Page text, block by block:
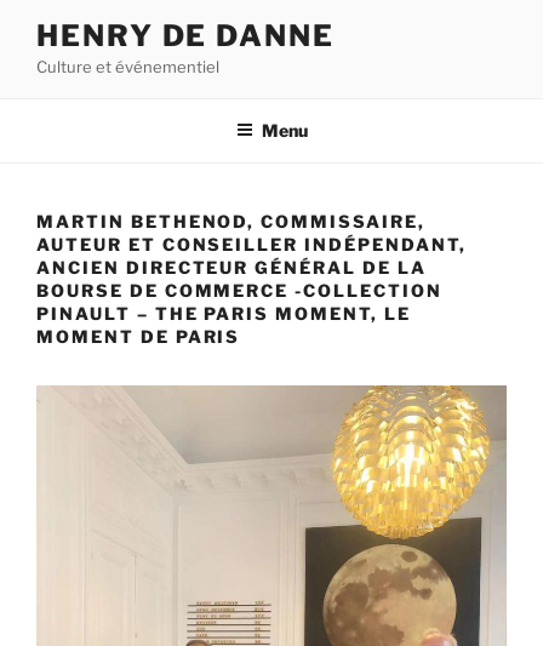
contenu
HENRY DE DANNE
Culture et événementiel
Menu
MARTIN BETHENOD, COMMISSAIRE,
AUTEUR ET CONSEILLER INDÉPENDANT,
ANCIEN DIRECTEUR GÉNÉRAL DE LA
BOURSE DE COMMERCE -COLLECTION
PINAULT – THE PARIS MOMENT, LE
MOMENT DE PARIS